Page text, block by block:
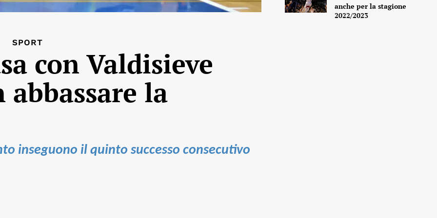
SPORT
con Valdisieve
la
inseguono il quinto successo consecutivo
anche per la stagione
2022/2023